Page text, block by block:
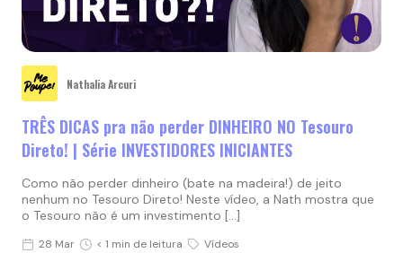
Nathalia Arcuri
TRÊS DICAS pra não perder DINHEIRO NO Tesouro
Direto! | Série INVESTIDORES INICIANTES
Como não perder dinheiro (bate na madeira!) de jeito
nenhum no Tesouro Direto! Neste vídeo, a Nath mostra que
o Tesouro não é um investimento […]
28 Mar < 1 min de leitura Vídeos